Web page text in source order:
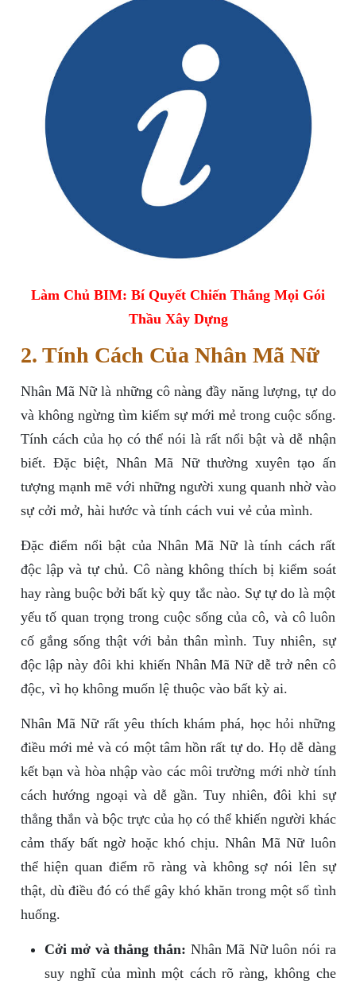
Làm Chủ BIM: Bí Quyết Chiến Thắng Mọi Gói
Thầu Xây Dựng
2. Tính Cách Của Nhân Mã Nữ
Nhân Mã Nữ là những cô nàng đầy năng lượng, tự do
và không ngừng tìm kiếm sự mới mẻ trong cuộc sống.
Tính cách của họ có thể nói là rất nổi bật và dễ nhận
biết. Đặc biệt, Nhân Mã Nữ thường xuyên tạo ấn
tượng mạnh mẽ với những người xung quanh nhờ vào
sự cởi mở, hài hước và tính cách vui vẻ của mình.
Đặc điểm nổi bật của Nhân Mã Nữ là tính cách rất
độc lập và tự chủ. Cô nàng không thích bị kiểm soát
hay ràng buộc bởi bất kỳ quy tắc nào. Sự tự do là một
yếu tố quan trọng trong cuộc sống của cô, và cô luôn
cố gắng sống thật với bản thân mình. Tuy nhiên, sự
độc lập này đôi khi khiến Nhân Mã Nữ dễ trở nên cô
độc, vì họ không muốn lệ thuộc vào bất kỳ ai.
Nhân Mã Nữ rất yêu thích khám phá, học hỏi những
điều mới mẻ và có một tâm hồn rất tự do. Họ dễ dàng
kết bạn và hòa nhập vào các môi trường mới nhờ tính
cách hướng ngoại và dễ gần. Tuy nhiên, đôi khi sự
thẳng thắn và bộc trực của họ có thể khiến người khác
cảm thấy bất ngờ hoặc khó chịu. Nhân Mã Nữ luôn
thể hiện quan điểm rõ ràng và không sợ nói lên sự
thật, dù điều đó có thể gây khó khăn trong một số tình
huống.
Cởi mở và thẳng thắn: Nhân Mã Nữ luôn nói ra
suy nghĩ của mình một cách rõ ràng, không che